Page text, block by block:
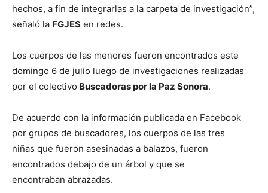
hechos, a fin de integrarlas a la carpeta de investigación”,
señaló la FGJES en redes.
Los cuerpos de las menores fueron encontrados este
domingo 6 de julio luego de investigaciones realizadas
por el colectivo Buscadoras por la Paz Sonora.
De acuerdo con la información publicada en Facebook
por grupos de buscadores, los cuerpos de las tres
niñas que fueron asesinadas a balazos, fueron
encontrados debajo de un árbol y que se
encontraban abrazadas.